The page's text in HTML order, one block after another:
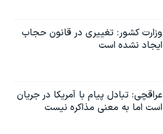
وزارت کشور: تغییری در قانون حجاب
ایجاد نشده است
عراقچی: تبادل پیام با آمریکا در جریان
است اما به معنی مذاکره نیست